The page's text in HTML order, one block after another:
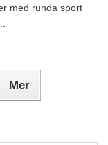
med runda sport
Mer